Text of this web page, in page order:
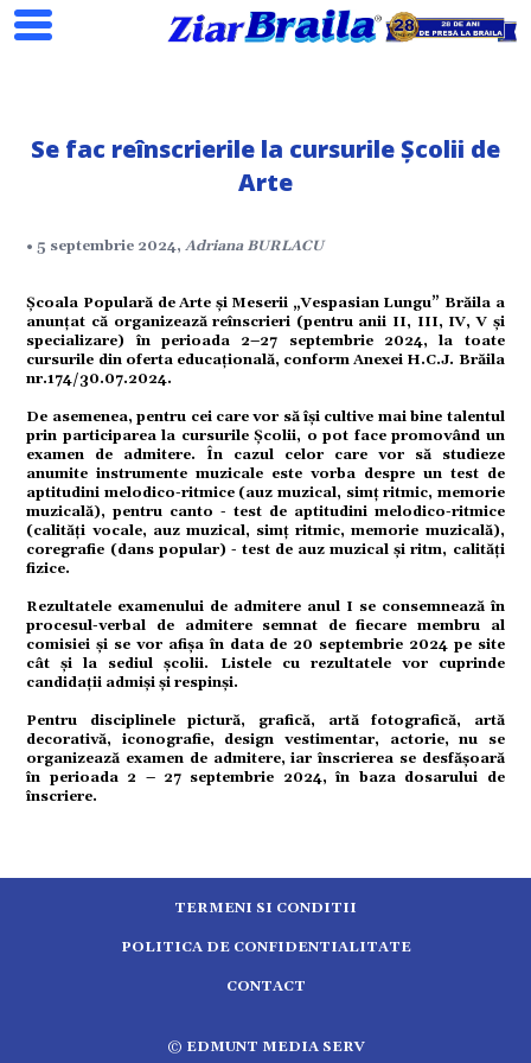
Se fac reînscrierile la cursurile Școlii de
Arte
• 5 septembrie 2024,Adriana BURLACU
Școala Populară de Arte și Meserii „Vespasian Lungu” Brăila a
anunțat că organizează reînscrieri (pentru anii II, III, IV, V și
specializare) în perioada 2–27 septembrie 2024, la toate
cursurile din oferta educațională, conform Anexei H.C.J. Brăila
nr.174/30.07.2024.
De asemenea, pentru cei care vor să își cultive mai bine talentul
prin participarea la cursurile Școlii, o pot face promovând un
examen de admitere. În cazul celor care vor să studieze
anumite instrumente muzicale este vorba despre un test de
aptitudini melodico-ritmice (auz muzical, simț ritmic, memorie
muzicală), pentru canto - test de aptitudini melodico-ritmice
(calități vocale, auz muzical, simț ritmic, memorie muzicală),
coregrafie (dans popular) - test de auz muzical și ritm, calități
fizice.
Rezultatele examenului de admitere anul I se consemnează în
procesul-verbal de admitere semnat de fiecare membru al
comisiei și se vor afișa în data de 20 septembrie 2024 pe site
cât și la sediul școlii. Listele cu rezultatele vor cuprinde
candidații admiși și respinși.
Pentru disciplinele pictură, grafică, artă fotografică, artă
decorativă, iconografie, design vestimentar, actorie, nu se
organizează examen de admitere, iar înscrierea se desfășoară
în perioada 2 – 27 septembrie 2024, în baza dosarului de
înscriere.
TERMENI SI CONDITII
POLITICA DE CONFIDENTIALITATE
CONTACT
© EDMUNT MEDIA SERV